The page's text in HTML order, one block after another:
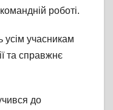
роботі.
учасникам
та справжнє
до